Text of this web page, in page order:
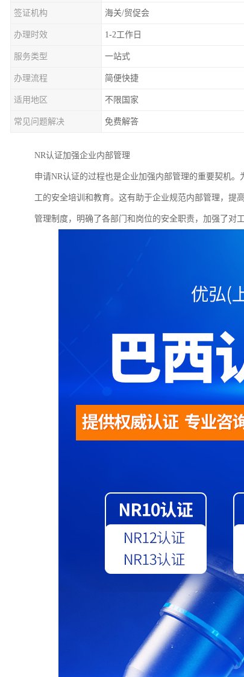
签证机构 海关/贸促会
办理时效 1-2工作日
服务类型 一站式
办理流程 简便快捷
适用地区 不限国家
常见问题解决 免费解答
NR认证加强企业内部管理
申请NR认证的过程也是企业加强内部管理的重要契机
工的安全培训和教育。这有助于企业规范内部管理，提
管理制度，明确了各部门和岗位的安全职责，加强了对